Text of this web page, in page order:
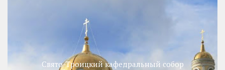
Свято-Троицкий кафедральный собор